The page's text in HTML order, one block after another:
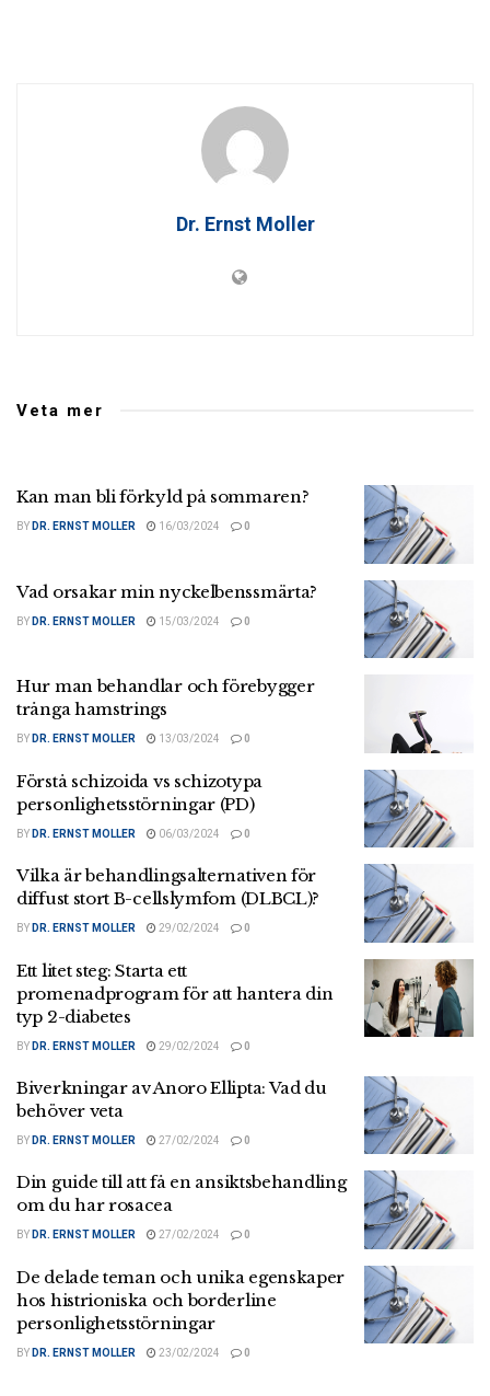
Dr. Ernst Moller
Veta mer
Kan man bli förkyld på sommaren?
BY DR. ERNST MOLLER 16/03/2024 0
Vad orsakar min nyckelbenssmärta?
BY DR. ERNST MOLLER 15/03/2024 0
Hur man behandlar och förebygger
trånga hamstrings
BY DR. ERNST MOLLER 13/03/2024 0
Förstå schizoida vs schizotypa
personlighetsstörningar (PD)
BY DR. ERNST MOLLER 06/03/2024 0
Vilka är behandlingsalternativen för
diffust stort B-cellslymfom (DLBCL)?
BY DR. ERNST MOLLER 29/02/2024 0
Ett litet steg: Starta ett
promenadprogram för att hantera din
typ 2-diabetes
BY DR. ERNST MOLLER 29/02/2024 0
Biverkningar av Anoro Ellipta: Vad du
behöver veta
BY DR. ERNST MOLLER 27/02/2024 0
Din guide till att få en ansiktsbehandling
om du har rosacea
BY DR. ERNST MOLLER 27/02/2024 0
De delade teman och unika egenskaper
hos histrioniska och borderline
personlighetsstörningar
BY DR. ERNST MOLLER 23/02/2024 0